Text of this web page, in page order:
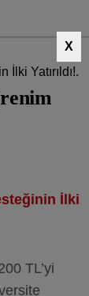
X
İlki
TL’yi